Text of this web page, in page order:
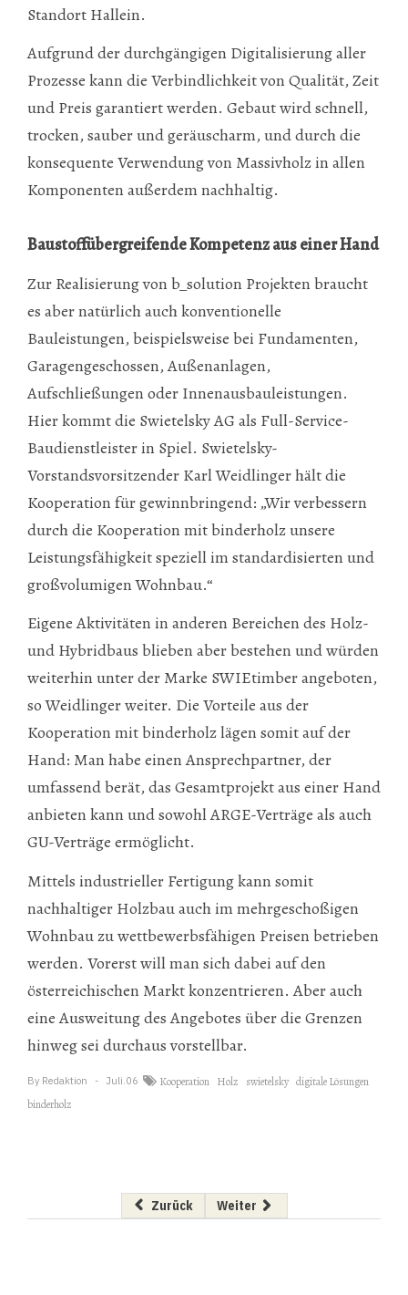
Standort Hallein.
Aufgrund der durchgängigen Digitalisierung aller
Prozesse kann die Verbindlichkeit von Qualität, Zeit
und Preis garantiert werden. Gebaut wird schnell,
trocken, sauber und geräuscharm, und durch die
konsequente Verwendung von Massivholz in allen
Komponenten außerdem nachhaltig.
Baustoffübergreifende Kompetenz aus einer Hand
Zur Realisierung von b_solution Projekten braucht
es aber natürlich auch konventionelle
Bauleistungen, beispielsweise bei Fundamenten,
Garagengeschossen, Außenanlagen,
Aufschließungen oder Innenausbauleistungen.
Hier kommt die Swietelsky AG als Full-Service-
Baudienstleister in Spiel. Swietelsky-
Vorstandsvorsitzender Karl Weidlinger hält die
Kooperation für gewinnbringend: „Wir verbessern
durch die Kooperation mit binderholz unsere
Leistungsfähigkeit speziell im standardisierten und
großvolumigen Wohnbau.“
Eigene Aktivitäten in anderen Bereichen des Holz-
und Hybridbaus blieben aber bestehen und würden
weiterhin unter der Marke SWIEtimber angeboten,
so Weidlinger weiter. Die Vorteile aus der
Kooperation mit binderholz lägen somit auf der
Hand: Man habe einen Ansprechpartner, der
umfassend berät, das Gesamtprojekt aus einer Hand
anbieten kann und sowohl ARGE-Verträge als auch
GU-Verträge ermöglicht.
Mittels industrieller Fertigung kann somit
nachhaltiger Holzbau auch im mehrgeschoßigen
Wohnbau zu wettbewerbsfähigen Preisen betrieben
werden. Vorerst will man sich dabei auf den
österreichischen Markt konzentrieren. Aber auch
eine Ausweitung des Angebotes über die Grenzen
hinweg sei durchaus vorstellbar.
By Redaktion Juli.06 Kooperation Holz swietelsky digitale Lösungen
binderholz
Vorheriger Beitrag: Ökobilanzdaten auf
Zurück Nächster Beitrag: Steinbacher
Weiter